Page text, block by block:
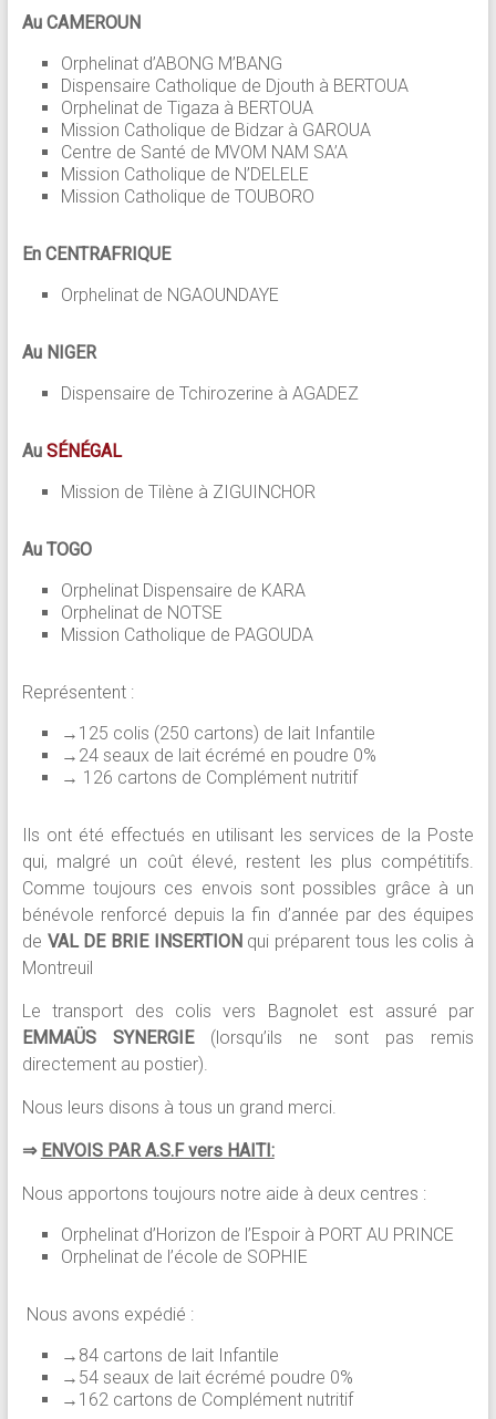
Au CAMEROUN
Orphelinat d’ABONG M’BANG
Dispensaire Catholique de Djouth à BERTOUA
Orphelinat de Tigaza à BERTOUA
Mission Catholique de Bidzar à GAROUA
Centre de Santé de MVOM NAM SA’A
Mission Catholique de N’DELELE
Mission Catholique de TOUBORO
En CENTRAFRIQUE
Orphelinat de NGAOUNDAYE
Au NIGER
Dispensaire de Tchirozerine à AGADEZ
Au SÉNÉGAL
Mission de Tilène à ZIGUINCHOR
Au TOGO
Orphelinat Dispensaire de KARA
Orphelinat de NOTSE
Mission Catholique de PAGOUDA
Représentent :
→125 colis (250 cartons) de lait Infantile
→24 seaux de lait écrémé en poudre 0%
→ 126 cartons de Complément nutritif
Ils ont été effectués en utilisant les services de la Poste
qui, malgré un coût élevé, restent les plus compétitifs.
Comme toujours ces envois sont possibles grâce à un
bénévole renforcé depuis la fin d’année par des équipes
de VAL DE BRIE INSERTIONqui préparent tous les colis à
Montreuil
Le transport des colis vers Bagnolet est assuré par
EMMAÜS SYNERGIE(lorsqu’ils ne sont pas remis
directement au postier).
Nous leurs disons à tous un grand merci.
⇒ ENVOIS PAR A.S.F vers HAITI:
Nous apportons toujours notre aide à deux centres :
Orphelinat d’Horizon de l’Espoir à PORT AU PRINCE
Orphelinat de l’école de SOPHIE
Nous avons expédié :
→84 cartons de lait Infantile
→54 seaux de lait écrémé poudre 0%
→162 cartons de Complément nutritif